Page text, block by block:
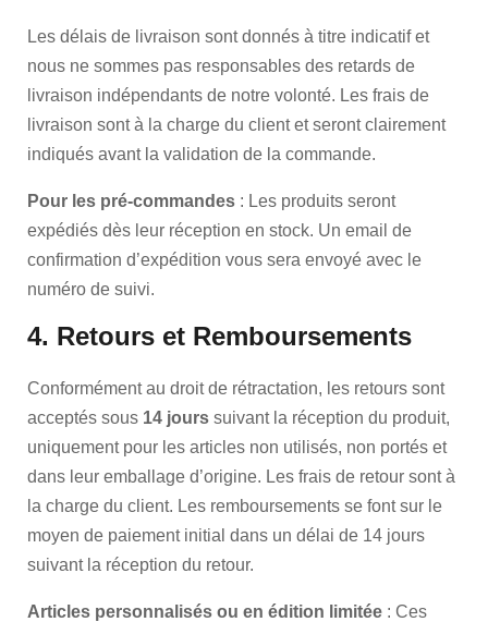
Les délais de livraison sont donnés à titre indicatif et
nous ne sommes pas responsables des retards de
livraison indépendants de notre volonté. Les frais de
livraison sont à la charge du client et seront clairement
indiqués avant la validation de la commande.
Pour les pré-commandes : Les produits seront
expédiés dès leur réception en stock. Un email de
confirmation d’expédition vous sera envoyé avec le
numéro de suivi.
4. Retours et Remboursements
Conformément au droit de rétractation, les retours sont
acceptés sous 14 jours suivant la réception du produit,
uniquement pour les articles non utilisés, non portés et
dans leur emballage d’origine. Les frais de retour sont à
la charge du client. Les remboursements se font sur le
moyen de paiement initial dans un délai de 14 jours
suivant la réception du retour.
Articles personnalisés ou en édition limitée : Ces